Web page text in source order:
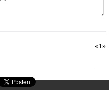
«1»